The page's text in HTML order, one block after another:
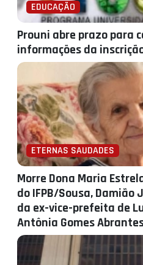
EDUCAÇÃO
Prouni abre prazo para
informações da
ETERNAS SAUDADES
Morre Dona Maria
do IFPB/Sousa, Damião
da ex-vice-prefeita de
Antônia Gomes